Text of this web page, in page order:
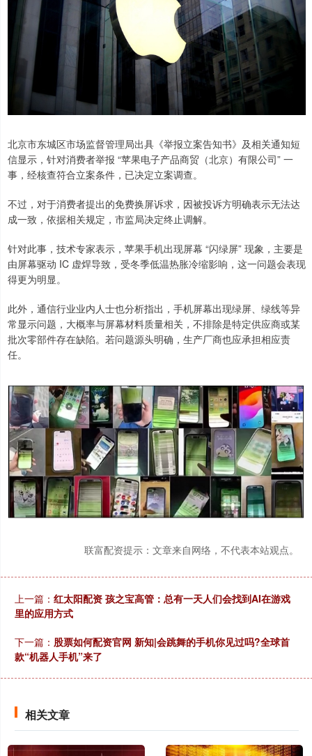
北京市东城区市场监督管理局出具《举报立案告知书》及相关通知短
信显示，针对消费者举报 “苹果电子产品商贸（北京）有限公司” 一
事，经核查符合立案条件，已决定立案调查。
不过，对于消费者提出的免费换屏诉求，因被投诉方明确表示无法达
成一致，依据相关规定，市监局决定终止调解。
针对此事，技术专家表示，苹果手机出现屏幕 “闪绿屏” 现象，主要是
由屏幕驱动 IC 虚焊导致，受冬季低温热胀冷缩影响，这一问题会表现
得更为明显。
此外，通信行业业内人士也分析指出，手机屏幕出现绿屏、绿线等异
常显示问题，大概率与屏幕材料质量相关，不排除是特定供应商或某
批次零部件存在缺陷。若问题源头明确，生产厂商也应承担相应责
任。
联富配资提示：文章来自网络，不代表本站观点。
上一篇： 红太阳配资 孩之宝高管：总有一天人们会找到AI在游戏
里的应用方式
下一篇： 股票如何配资官网 新知|会跳舞的手机你见过吗?全球首
款“机器人手机”来了
相关文章